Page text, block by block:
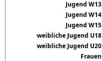
Jugend W13
Jugend W14
Jugend W15
weibliche Jugend U18
weibliche Jugend U20
Frauen